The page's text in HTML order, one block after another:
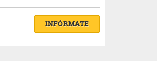
INFÓRMATE